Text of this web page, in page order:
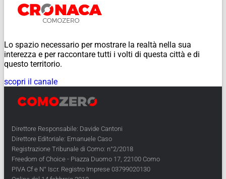
Lo spazio necessario per mostrare la realtà nella sua
interezza e per raccontare tutti i volti di questa città e di
questo territorio.
scopri il canale
Direttore Responsabile: Davide Cantoni
Direttore Editoriale: Emanuele Caso
Registrazione Tribunale di Como: n°2/2018
Freedom of Choice - Piazza Duomo 17, 22100 Como
PIVA Cf e N° Iscr. Registro Imprese 03799020130